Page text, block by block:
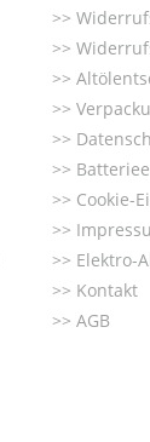
Cookie-
Elektro-
Kontakt
AGB